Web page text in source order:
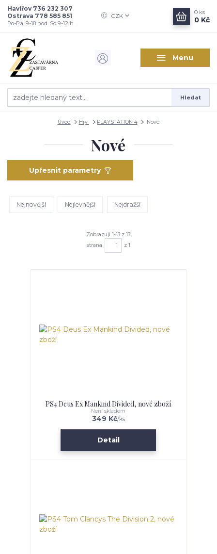
Menu
CZK
Hledat
Havířov 736 232 307
Ostrava 778 585 851
Po-Pá, 9-18 hod. So 9-12 h.
0 ks
0 Kč
Úvod Hry PLAYSTATION 4 Nové
Nové
Upřesnit parametry
Nejnovější Nejlevnější Nejdražší
Zobrazuji 1-13 z 13
strana
z 1
PS4 Deus Ex Mankind Divided, nové zboží
349 Kč/ks
Není skladem
Detail